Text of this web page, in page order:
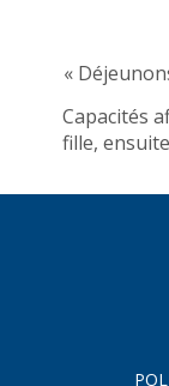
«
Capacités
fille,